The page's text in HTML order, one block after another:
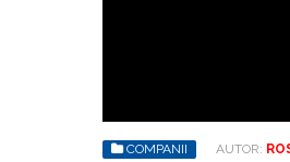
COMPANII AUTOR: